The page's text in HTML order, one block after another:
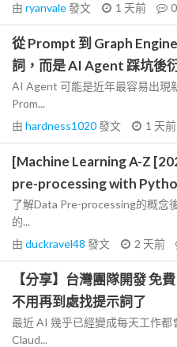
由 ryanvale發文 1 天前 0
從 Prompt 到 Graph
詞，而是 AI Agent 踩坑後
AI Agent 可能是近年最容易出現
Prom...
由 hardness1020發文 1 天前
[Machine Learning A-Z
pre-processing with
了解Data Pre-processing的概念
的...
由 duckravel48 發文 2 天前
【分享】台灣團隊開發 免
不用再到處找提示詞了
最近 AI 幾乎已經變成每天工作都
Claud...